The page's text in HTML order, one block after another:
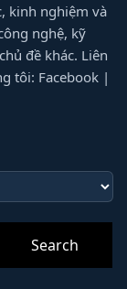
kinh nghiệm và
nghệ, kỹ
đề khác. Liên
tôi: Facebook |